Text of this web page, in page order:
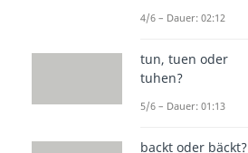
4/6 – Dauer: 02:12
tun, tuen oder
tuhen?
5/6 – Dauer: 01:13
backt oder bäckt?